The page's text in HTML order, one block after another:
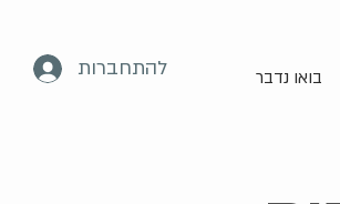
בואו נדבר להתחברות